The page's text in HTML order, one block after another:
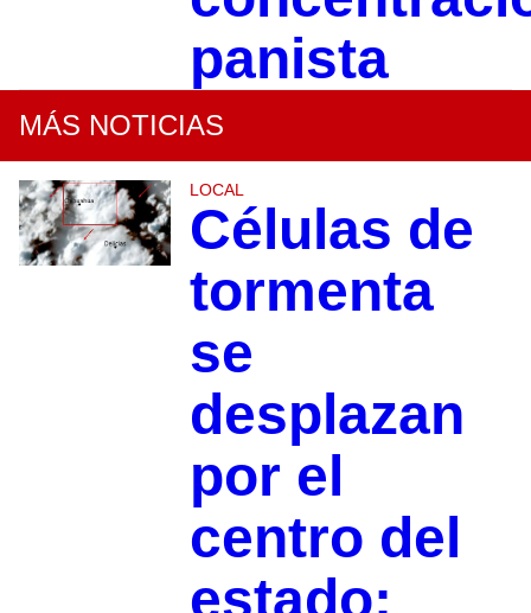
panista
MÁS NOTICIAS
LOCAL
Células de
tormenta
se
desplazan
por el
centro del
estado;